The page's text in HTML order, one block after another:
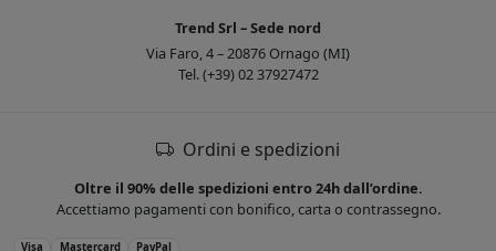
Trend Srl – Sede nord
Via Faro, 4 – 20876 Ornago (MI)
Tel. (+39) 02 37927472
Ordini e spedizioni
Oltre il 90% delle spedizioni entro 24h dall’ordine.
Accettiamo pagamenti con bonifico, carta o contrassegno.
Visa Mastercard PayPal